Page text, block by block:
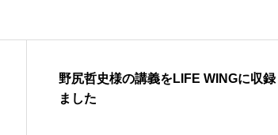
野尻哲史様の講義をLIFE WINGに収録
ました